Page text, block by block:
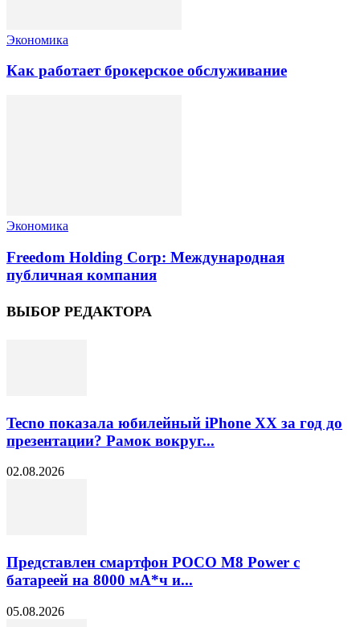
Экономика
Как работает брокерское обслуживание
Экономика
Freedom Holding Corp: Международная
публичная компания
ВЫБОР РЕДАКТОРА
Tecno показала юбилейный iPhone XX за год до
презентации? Рамок вокруг...
02.08.2026
Представлен смартфон POCO M8 Power с
батареей на 8000 мА*ч и...
05.08.2026